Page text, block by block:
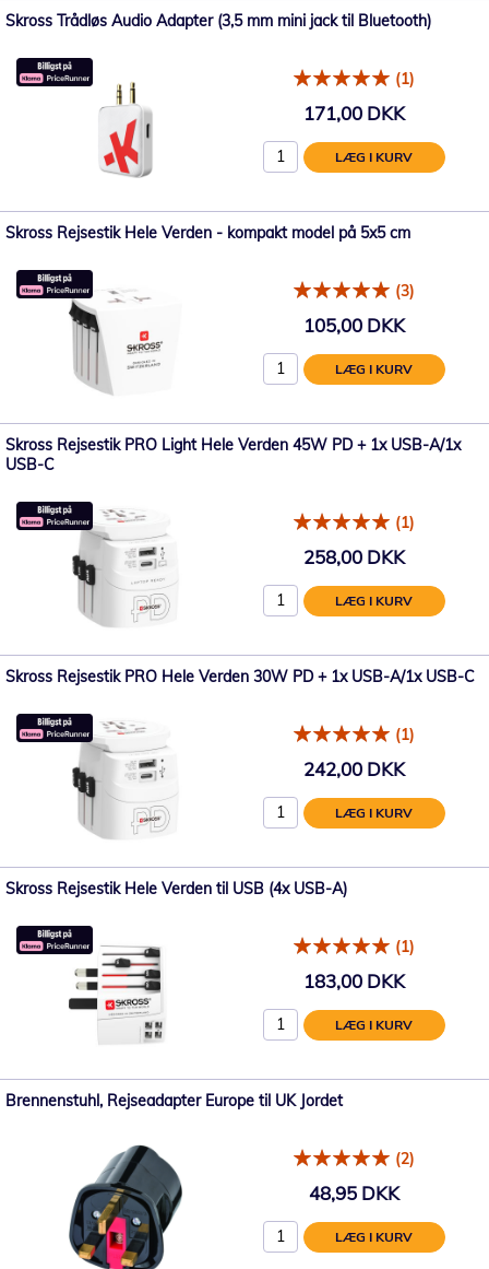
Skross Trådløs Audio Adapter (3,5 mm mini jack til Bluetooth)
(1)
171,00 DKK
LÆG I KURV
Skross Rejsestik Hele Verden - kompakt model på 5x5 cm
(3)
105,00 DKK
LÆG I KURV
Skross Rejsestik PRO Light Hele Verden 45W PD + 1x USB-A/1x
USB-C
(1)
258,00 DKK
LÆG I KURV
Skross Rejsestik PRO Hele Verden 30W PD + 1x USB-A/1x USB-C
(1)
242,00 DKK
LÆG I KURV
Skross Rejsestik Hele Verden til USB (4x USB-A)
(1)
183,00 DKK
LÆG I KURV
Brennenstuhl, Rejseadapter Europe til UK Jordet
(2)
48,95 DKK
LÆG I KURV